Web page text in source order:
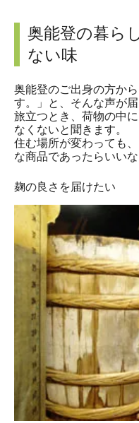
奥能登の暮ら
ない味
奥能登のご出身の方か
す。」と、そんな声が
旅立つとき、荷物の中
なくないと聞きます。
住む場所が変わっても
な商品であったらいいな
麹の良さを届けたい